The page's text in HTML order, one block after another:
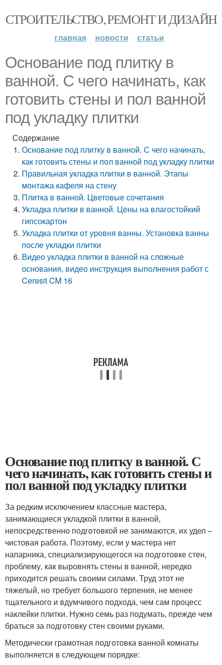
СТРОИТЕЛЬСТВО, РЕМОНТ И ДИЗАЙН
главная новости статьи
Основание под плитку в
ванной. С чего начинать, как
готовить стены и пол ванной
под укладку плитки
Содержание
Основание под плитку в ванной. С чего начинать,
как готовить стены и пол ванной под укладку плитки
Правильная укладка плитки в ванной. Этапы
монтажа кафеля на стену
Плитка в ванной. Цветовые сочетания
Укладка плитки в ванной. Цены на влагостойкий
гипсокартон
Укладка плитки от уровня ванны. Установка ванны
после укладки плитки
Видео укладка плитки в ванной на сложные
основания, видео инструкция выполнения работ с
Ceresit CM 16
Основание под плитку в ванной. С
чего начинать, как готовить стены и
пол ванной под укладку плитки
За редким исключением классные мастера,
занимающиеся укладкой плитки в ванной,
непосредственно подготовкой не занимаются, их удел –
чистовая работа. Поэтому, если у мастера нет
напарника, специализирующегося на подготовке стен,
проблему, как выровнять стены в ванной, нередко
приходится решать своими силами. Труд этот не
тяжелый, но требует большого терпения, не менее
тщательного и вдумчивого подхода, чем сам процесс
наклейки плитки. Нужно семь раз подумать, прежде чем
браться за подготовку стен своими руками.
Методически грамотная подготовка ванной комнаты
выполняется в следующем порядке: